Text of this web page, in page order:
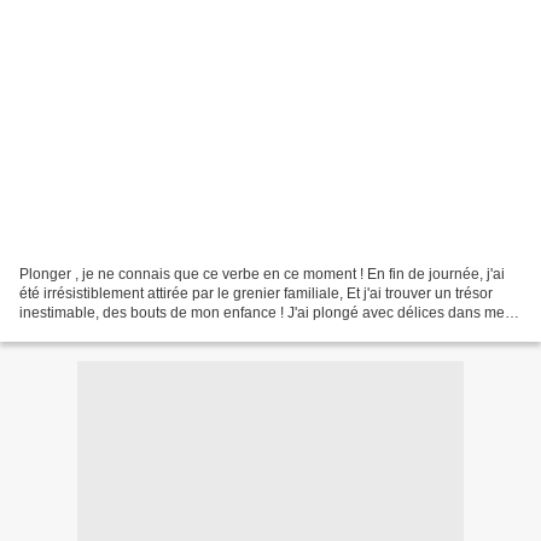
Plonger , je ne connais que ce verbe en ce moment ! En fin de journée, j'ai
été irrésistiblement attirée par le grenier familiale, Et j'ai trouver un trésor
inestimable, des bouts de mon enfance ! J'ai plongé avec délices dans mes